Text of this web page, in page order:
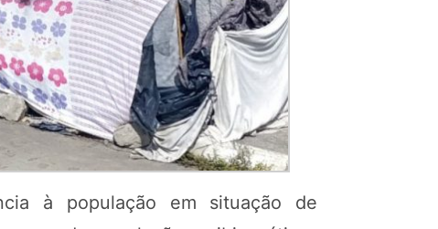
à população em situação de